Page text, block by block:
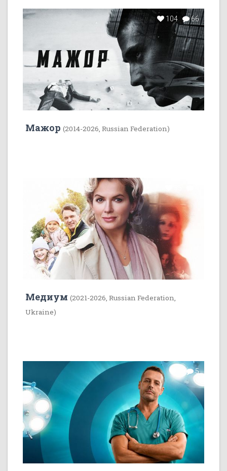
104 66
Мажор (2014-2026, Russian Federation)
Медиум (2021-2026, Russian Federation,
Ukraine)
7 5